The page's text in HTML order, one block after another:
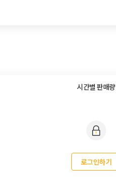
시간별 판매량
로그인하기